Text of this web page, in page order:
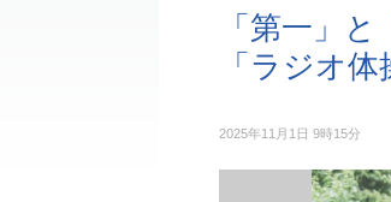
「第一」
「ラジオ体
2025年11月1日 9時15分